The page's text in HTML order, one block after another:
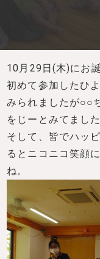
10月29日(木)にお
初めて参加したひ
みられましたが○○
をじーとみてました
そして、皆でハッ
るとニコニコ笑顔
ね。